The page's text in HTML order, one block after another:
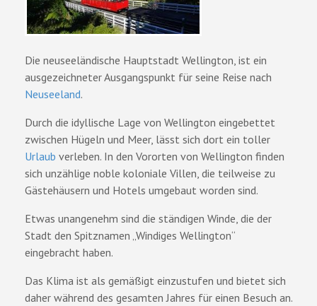
Die neuseeländische Hauptstadt Wellington, ist ein
ausgezeichneter Ausgangspunkt für seine Reise nach
Neuseeland.
Durch die idyllische Lage von Wellington eingebettet
zwischen Hügeln und Meer, lässt sich dort ein toller
Urlaub verleben. In den Vororten von Wellington finden
sich unzählige noble koloniale Villen, die teilweise zu
Gästehäusern und Hotels umgebaut worden sind.
Etwas unangenehm sind die ständigen Winde, die der
Stadt den Spitznamen „Windiges Wellington“
eingebracht haben.
Das Klima ist als gemäßigt einzustufen und bietet sich
daher während des gesamten Jahres für einen Besuch an.